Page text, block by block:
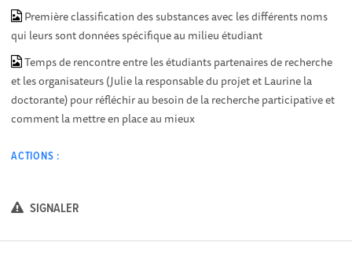
Première classification des substances avec les différents noms
qui leurs sont données spécifique au milieu étudiant
Temps de rencontre entre les étudiants partenaires de recherche
et les organisateurs (Julie la responsable du projet et Laurine la
doctorante) pour réfléchir au besoin de la recherche participative et
comment la mettre en place au mieux
ACTIONS :
SIGNALER